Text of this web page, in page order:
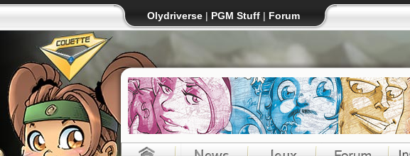
Olydriverse | PGM Stuff | Forum